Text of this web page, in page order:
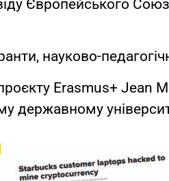
Європейського
науково-
Erasmus+ Jean
державному